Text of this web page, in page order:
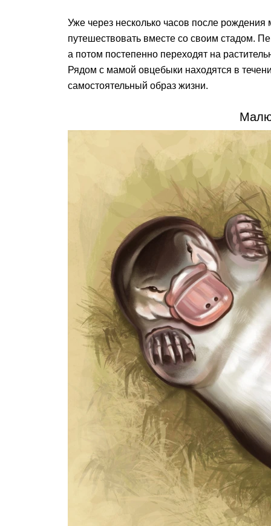
Уже через несколько часов после рождения
путешествовать вместе со своим стадом.
а потом постепенно переходят на
Рядом с мамой овцебыки находятся в
самостоятельный образ жизни.